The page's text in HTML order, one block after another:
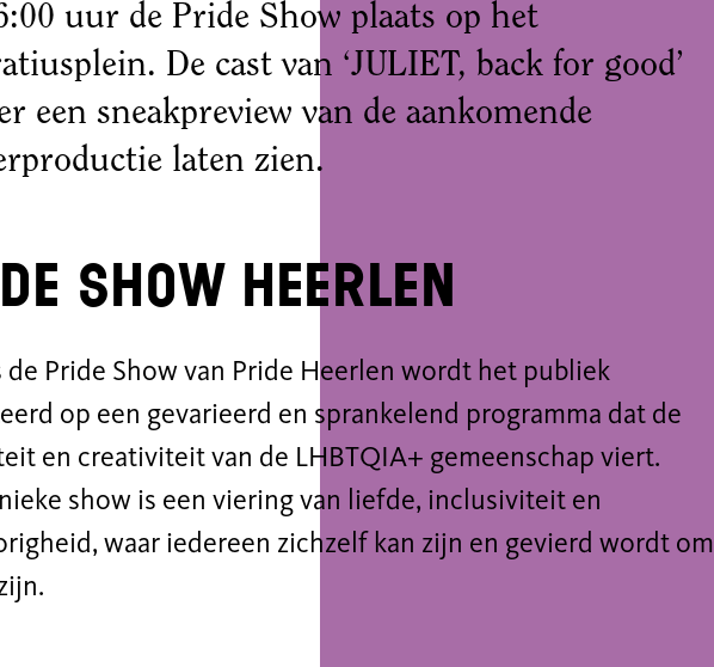
uur de Pride Show plaats op het
De cast van ‘JULIET, back for good’
een sneakpreview van de aankomende
laten zien.
Show Heerlen
de Pride Show van Pride Heerlen wordt het publiek
op een gevarieerd en sprankelend programma dat de
en creativiteit van de LHBTQIA+ gemeenschap viert.
show is een viering van liefde, inclusiviteit en
waar iedereen zichzelf kan zijn en gevierd wordt om